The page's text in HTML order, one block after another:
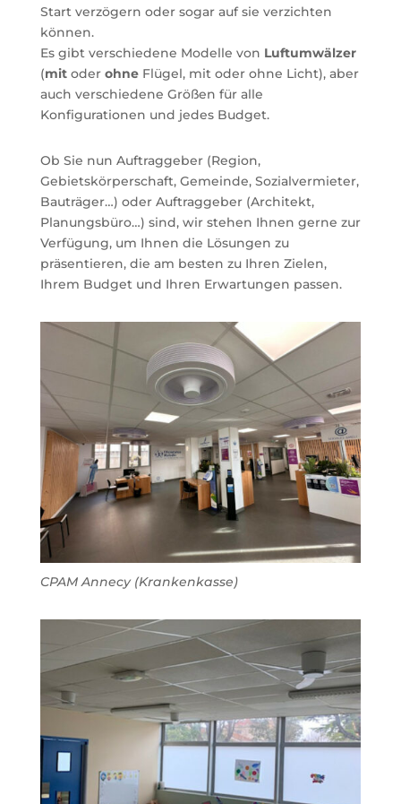
Start verzögern oder sogar auf sie verzichten
können.
Es gibt verschiedene Modelle von Luftumwälzer
(mitoder ohneFlügel, mit oder ohne Licht), aber
auch verschiedene Größen für alle
Konfigurationen und jedes Budget.
Ob Sie nun Auftraggeber (Region,
Gebietskörperschaft, Gemeinde, Sozialvermieter,
Bauträger…) oder Auftraggeber (Architekt,
Planungsbüro…) sind, wir stehen Ihnen gerne zur
Verfügung, um Ihnen die Lösungen zu
präsentieren, die am besten zu Ihren Zielen,
Ihrem Budget und Ihren Erwartungen passen.
CPAM Annecy (Krankenkasse)